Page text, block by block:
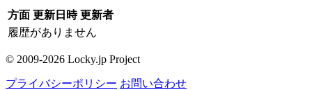
方面 更新日時 更新者
履歴がありません
© 2009-2026 Locky.jp Project
プライバシーポリシー お問い合わせ